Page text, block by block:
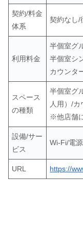
契約/料金
体系
契約なし/
利用料金
半個室グ
半個室シ
カウンタ
スペース
の種類
半個室グ
人用）/カ
※他店舗
設備/サー
ビス
Wi-Fi/電
URL https://